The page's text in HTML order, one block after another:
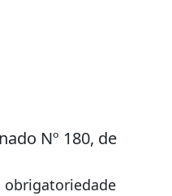
Nº 180, de
obrigatoriedade